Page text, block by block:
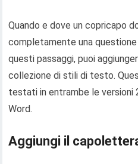
Quando e dove un copricapo
completamente una
questi passaggi, puoi
collezione di stili di testo.
testati in entrambe le
Word.
Aggiungi il